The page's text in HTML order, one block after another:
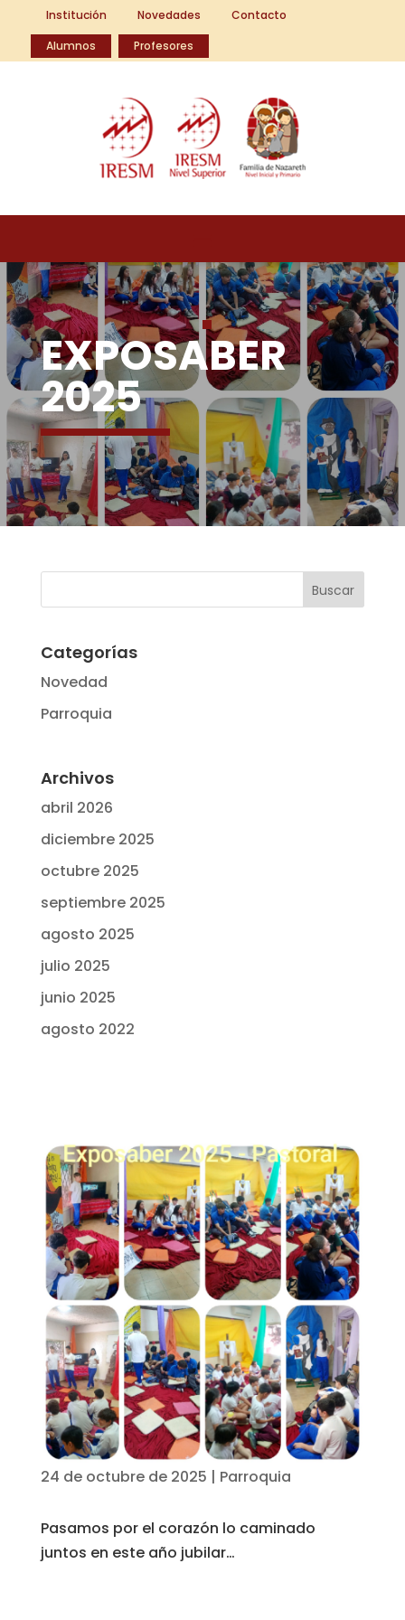
Institución Novedades
Contacto
Alumnos
Profesores
EXPOSABER
2025
Categorías
Novedad
Parroquia
Archivos
abril 2026
diciembre 2025
octubre 2025
septiembre 2025
agosto 2025
julio 2025
junio 2025
agosto 2022
24 de octubre de 2025 | Parroquia
Pasamos por el corazón lo caminado
juntos en este año jubilar…